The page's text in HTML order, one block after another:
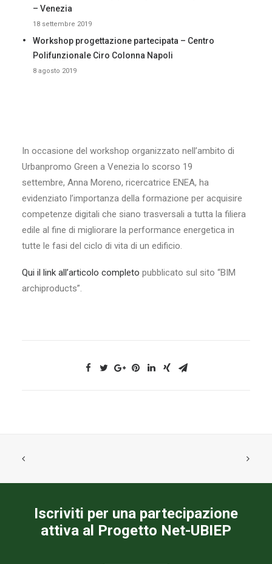
– Venezia
18 settembre 2019
Workshop progettazione partecipata – Centro
Polifunzionale Ciro Colonna Napoli
8 agosto 2019
In occasione del workshop organizzato nell’ambito di
Urbanpromo Green a Venezia lo scorso 19
settembre, Anna Moreno, ricercatrice ENEA, ha
evidenziato l’importanza della formazione per acquisire
competenze digitali che siano trasversali a tutta la filiera
edile al fine di migliorare la performance energetica in
tutte le fasi del ciclo di vita di un edificio.
Qui il link all’articolo completo pubblicato sul sito “BIM
archiproducts”.
Iscriviti per una partecipazione
attiva al Progetto Net-UBIEP